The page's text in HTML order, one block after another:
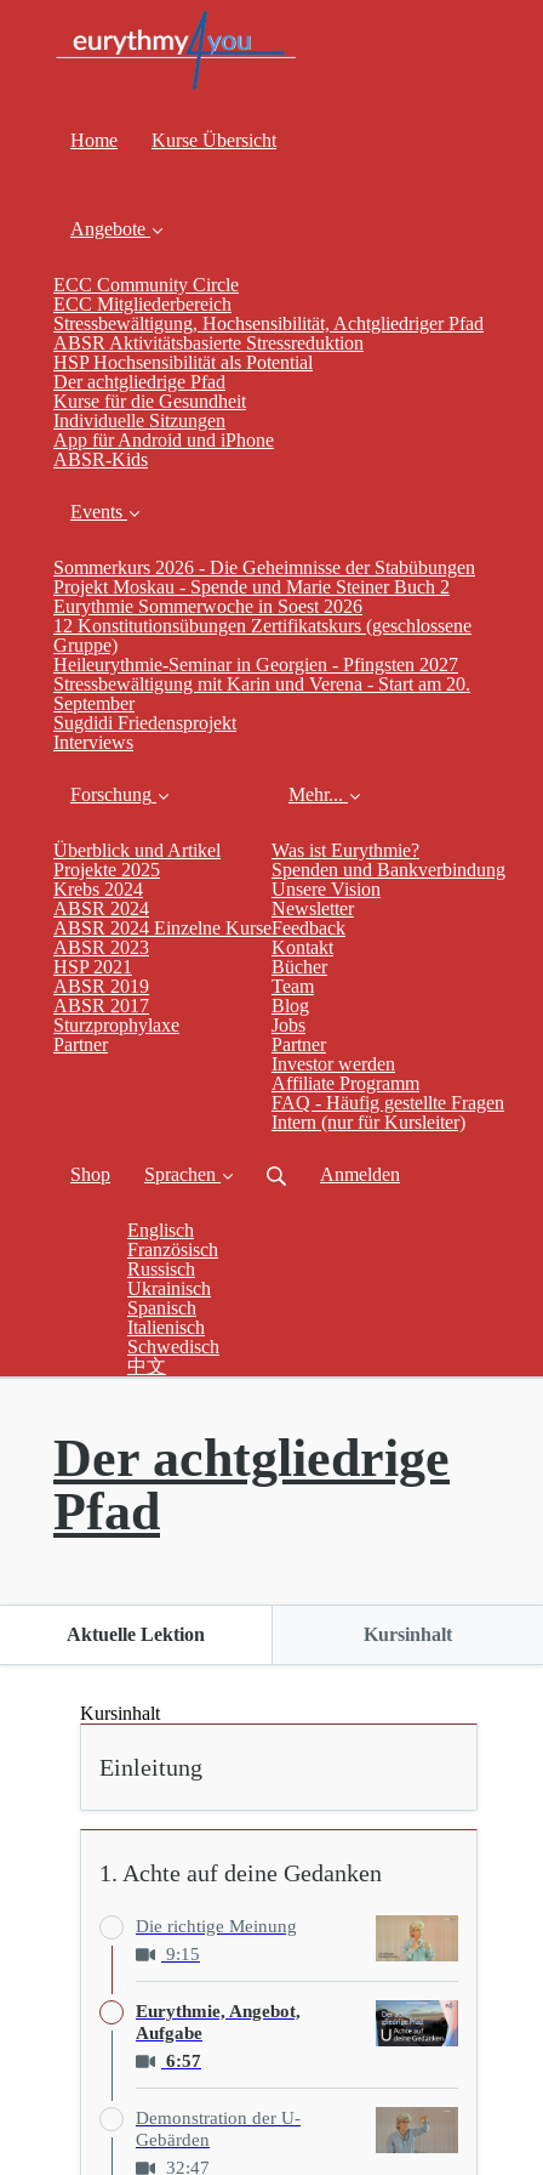
Home Kurse Übersicht
Angebote
ECC Community Circle
ECC Mitgliederbereich
Stressbewältigung, Hochsensibilität, Achtgliedriger Pfad
ABSR Aktivitätsbasierte Stressreduktion
HSP Hochsensibilität als Potential
Der achtgliedrige Pfad
Kurse für die Gesundheit
Individuelle Sitzungen
App für Android und iPhone
ABSR-Kids
Events
Sommerkurs 2026 - Die Geheimnisse der Stabübungen
Projekt Moskau - Spende und Marie Steiner Buch 2
Eurythmie Sommerwoche in Soest 2026
12 Konstitutionsübungen Zertifikatskurs (geschlossene
Gruppe)
Heileurythmie-Seminar in Georgien - Pfingsten 2027
Stressbewältigung mit Karin und Verena - Start am 20.
September
Sugdidi Friedensprojekt
Interviews
Forschung
Überblick und Artikel
Projekte 2025
Krebs 2024
ABSR 2024
ABSR 2024 Einzelne Kurse
ABSR 2023
HSP 2021
ABSR 2019
ABSR 2017
Sturzprophylaxe
Partner
Mehr...
Was ist Eurythmie?
Spenden und Bankverbindung
Unsere Vision
Newsletter
Feedback
Kontakt
Bücher
Team
Blog
Jobs
Partner
Investor werden
Affiliate Programm
FAQ - Häufig gestellte Fragen
Intern (nur für Kursleiter)
Shop Sprachen
Englisch
Französisch
Russisch
Ukrainisch
Spanisch
Italienisch
Schwedisch
中文
Anmelden
Der achtgliedrige
Pfad
Aktuelle Lektion Kursinhalt
Kursinhalt
Einleitung
1. Achte auf deine Gedanken
Die richtige Meinung
9:15
Eurythmie, Angebot,
Aufgabe
6:57
Demonstration der U-
Gebärden
32:47